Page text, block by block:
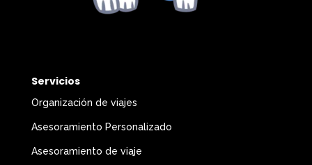
Servicios
Organización de viajes
Asesoramiento Personalizado
Asesoramiento de viaje